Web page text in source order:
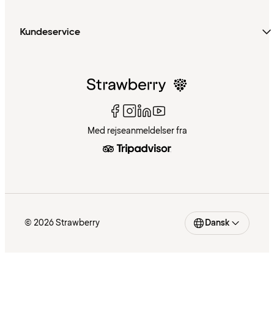
Kundeservice
Med rejseanmeldelser fra
© 2026 Strawberry Dansk